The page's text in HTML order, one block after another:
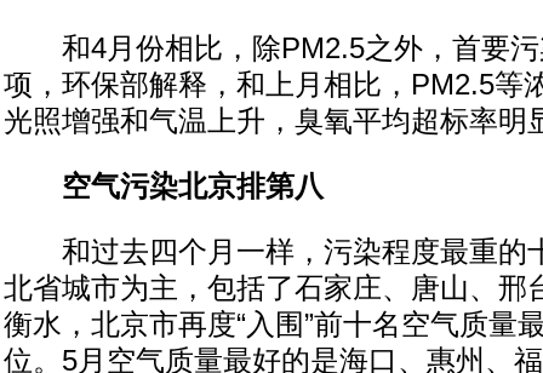
和4月份相比，除PM2.5之外，首要污
项，环保部解释，和上月相比，PM2.5等
光照增强和气温上升，臭氧平均超标率明
空气污染北京排第八
和过去四个月一样，污染程度最重的
北省城市为主，包括了石家庄、唐山、邢
衡水，北京市再度“入围”前十名空气质量
位。5月空气质量最好的是海口、惠州、